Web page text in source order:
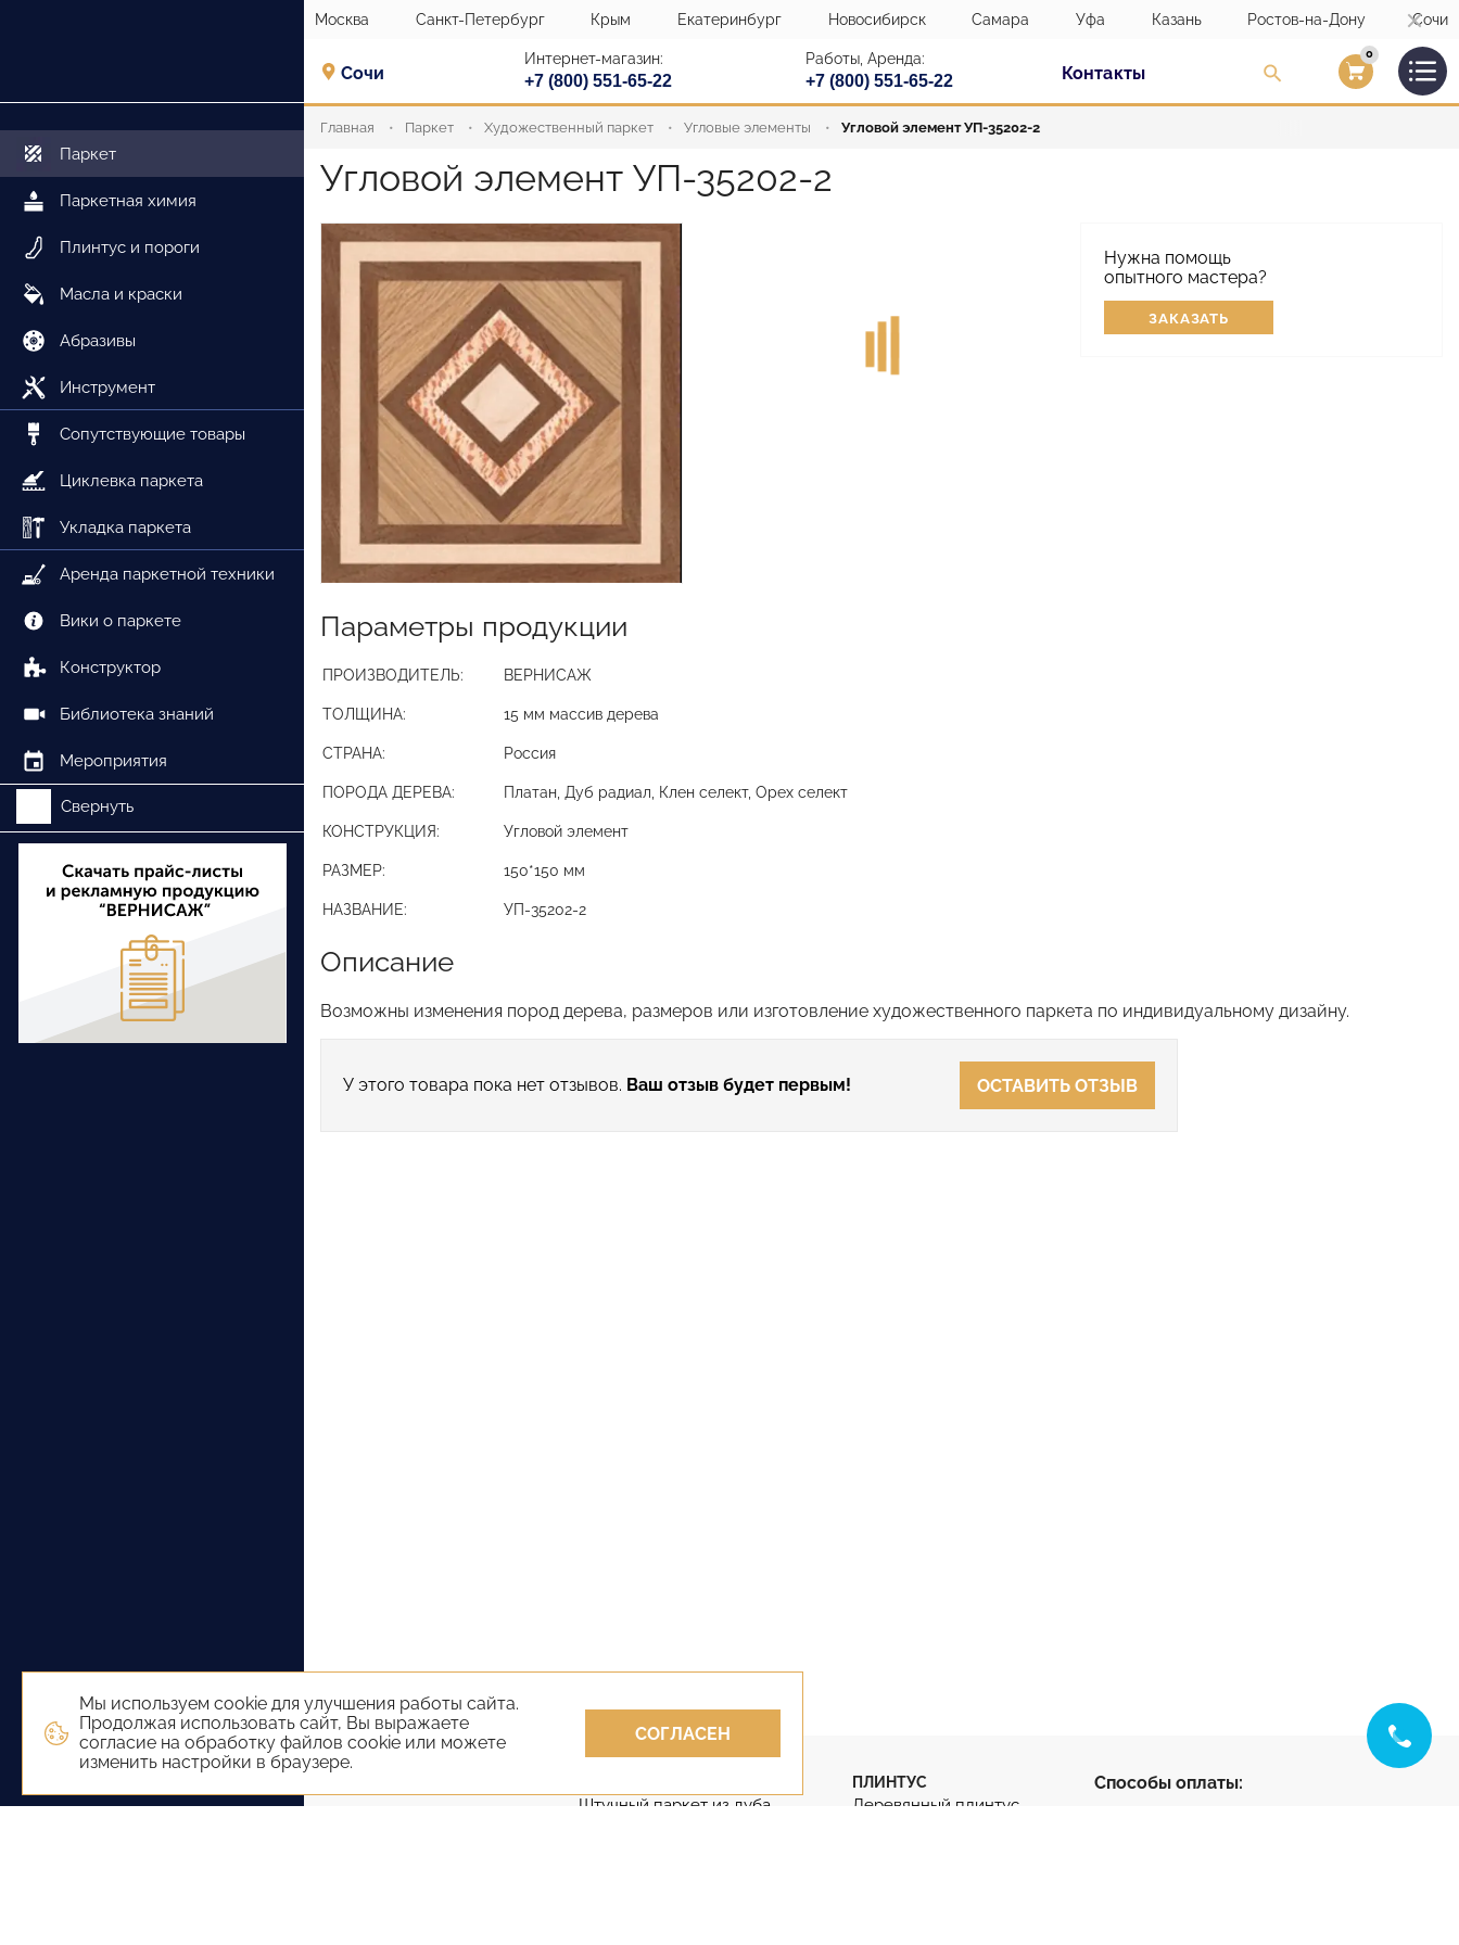
Мы используем cookie для улучшения работы сайта.
Продолжая использовать сайт, Вы выражаете
согласие на обработку файлов cookie или можете
изменить настройки в браузере.
СОГЛАСЕН
Москва Санкт-Петербург Крым Екатеринбург Новосибирск Самара Уфа Казань Ростов-на-Дону Сочи
Сочи
Интернет-магазин:
+7 (800) 551-65-22
Работы, Аренда:
+7 (800) 551-65-22 Контакты Вход/
0
Паркет
Паркетная химия
Плинтус и пороги
Масла и краски
Абразивы
Инструмент
Сопутствующие товары
Циклевка паркета
Укладка паркета
Аренда паркетной техники
Вики о паркете
Конструктор
Библиотека знаний
Мероприятия
Свернуть
Главная Паркет Художественный паркет Угловые элементы Угловой элемент УП-35202-2
Угловой элемент УП-35202-2
Нужна помощь
опытного мастера?
ЗАКАЗАТЬ
Параметры продукции
ПРОИЗВОДИТЕЛЬ: ВЕРНИСАЖ
ТОЛЩИНА: 15 мм массив дерева
СТРАНА: Россия
ПОРОДА ДЕРЕВА: Платан, Дуб радиал, Клен селект, Орех селект
КОНСТРУКЦИЯ: Угловой элемент
РАЗМЕР: 150*150 мм
НАЗВАНИЕ: УП-35202-2
Описание
Возможны изменения пород дерева, размеров или изготовление художественного паркета по индивидуальному дизайну.
У этого товара пока нет отзывов. Ваш отзыв будет первым! ОСТАВИТЬ ОТЗЫВ
Штучный паркет из дуба
ПЛИНТУС
Деревянный плинтус
Способы оплаты: